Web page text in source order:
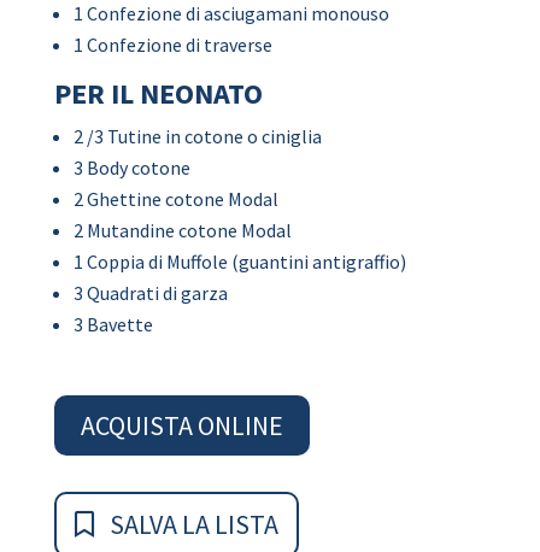
1 Confezione di asciugamani monouso
1 Confezione di traverse
PER IL NEONATO
2 /3 Tutine in cotone o ciniglia
3 Body cotone
2 Ghettine cotone Modal
2 Mutandine cotone Modal
1 Coppia di Muffole (guantini antigraffio)
3 Quadrati di garza
3 Bavette
ACQUISTA ONLINE
SALVA LA LISTA